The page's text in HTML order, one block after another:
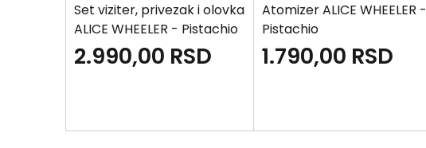
Set viziter, privezak i olovka
ALICE WHEELER - Pistachio
2.990,00 RSD
Atomizer ALICE WHEELER -
Pistachio
1.790,00 RSD